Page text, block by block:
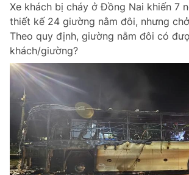
Chuyên mục khác
Chào ngày mới
Tin thị trường
Video Magazine
Tin đã lưu
Tin đã xem
Đăng xuất
Xe khách bị cháy ở Đồng Nai khiến 7
thiết kế 24 giường nằm đôi, nhưng
Theo quy định, giường nằm đôi có
khách/giường?